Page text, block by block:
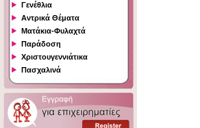
Γενέθλια
Αντρικά Θέματα
Ματάκια-Φυλαχτά
Παράδοση
Χριστουγεννιάτικα
Πασχαλινά